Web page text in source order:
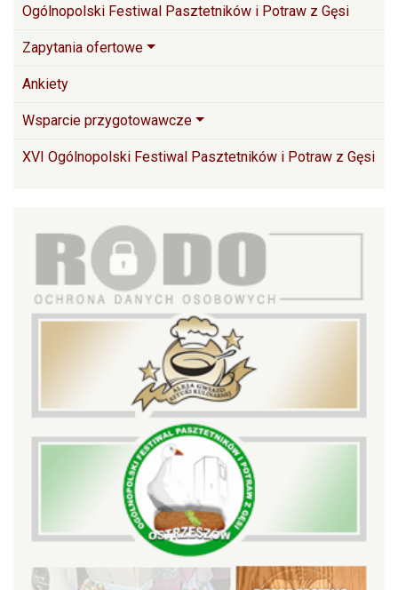
Ogólnopolski Festiwal Pasztetników i Potraw z Gęsi
Zapytania ofertowe
Ankiety
Wsparcie przygotowawcze
XVI Ogólnopolski Festiwal Pasztetników i Potraw z Gęsi